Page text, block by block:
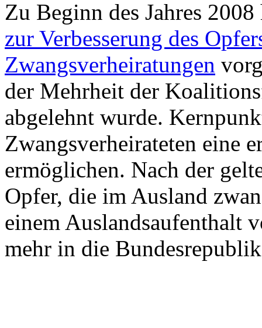
Zu Beginn des Jahres
zur Verbesserung des
Zwangsverheiratungen
der Mehrheit der
abgelehnt wurde.
Zwangsverheirateten eine
ermöglichen. Nach der
Opfer, die im Ausland
einem Auslandsaufenthalt
mehr in die